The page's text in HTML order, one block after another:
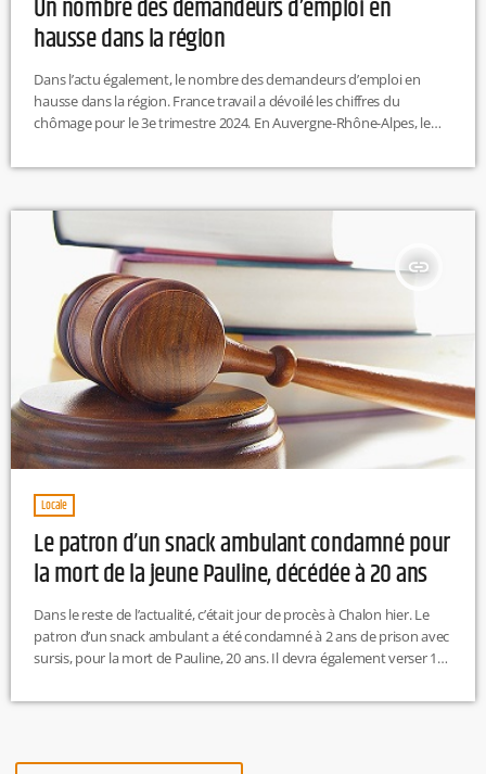
Un nombre des demandeurs d’emploi en
hausse dans la région
Dans l’actu également, le nombre des demandeurs d’emploi en
hausse dans la région. France travail a dévoilé les chiffres du
chômage pour le 3e trimestre 2024. En Auvergne-Rhône-Alpes, le
rapport au trimestre précédent, avec toutefois des disparités selon
insert_link
Locale
Le patron d’un snack ambulant condamné pour
la mort de la jeune Pauline, décédée à 20 ans
Dans le reste de l’actualité, c’était jour de procès à Chalon hier. Le
patron d’un snack ambulant a été condamné à 2 ans de prison avec
sursis, pour la mort de Pauline, 20 ans. Il devra également verser 15
cette dernière pour leur préjudice moral. Pour rappel des faits, la